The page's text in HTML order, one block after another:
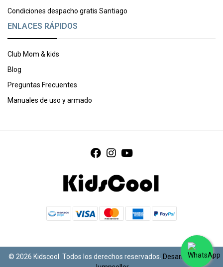
Condiciones despacho gratis Santiago
ENLACES RÁPIDOS
Club Mom & kids
Blog
Preguntas Frecuentes
Manuales de uso y armado
© 2026 Kidscool. Todos los derechos reservados. Desarrollado por